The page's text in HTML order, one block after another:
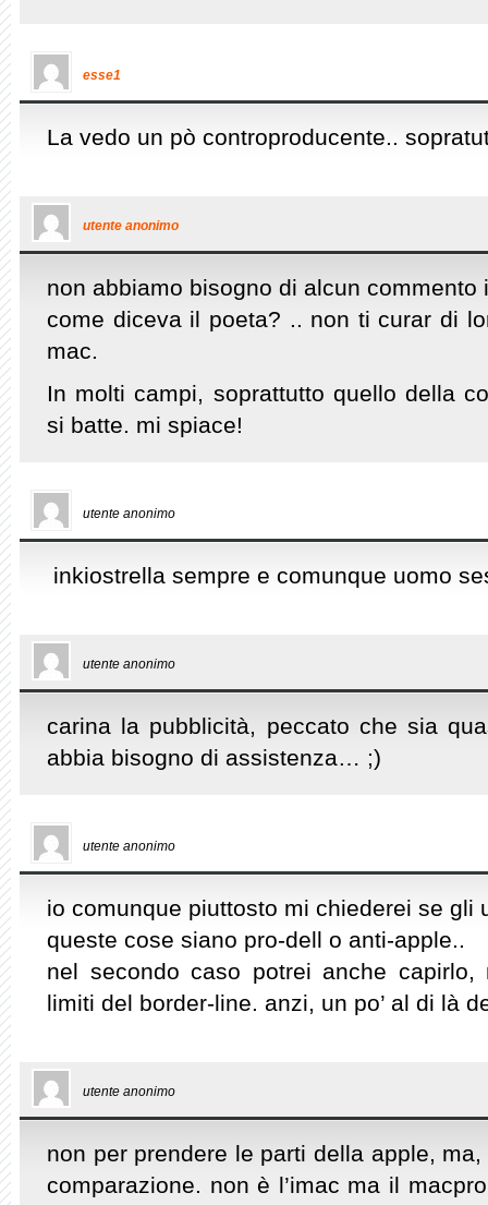
esse1
La vedo un pò controproducente..
utente anonimo
non abbiamo bisogno di alcun commento
come diceva il poeta? .. non ti curar di
mac.
In molti campi, soprattutto quello della
si batte. mi spiace!
utente anonimo
inkiostrella sempre e comunque uomo
utente anonimo
carina la pubblicità, peccato che sia
abbia bisogno di assistenza… ;)
utente anonimo
io comunque piuttosto mi chiederei se gli
queste cose siano pro-dell o anti-apple..
nel secondo caso potrei anche
limiti del border-line. anzi, un po’ al di là
utente anonimo
non per prendere le parti della apple,
comparazione. non è l’imac ma il